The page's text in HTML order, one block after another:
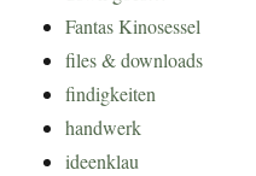
Fantas Kinosessel
files & downloads
findigkeiten
handwerk
ideenklau